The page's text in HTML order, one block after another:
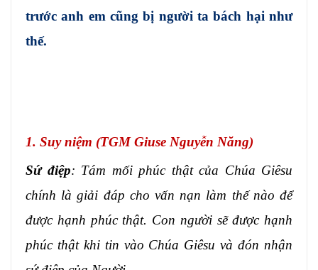
trước anh em cũng bị người ta bách hại như
thế.
1. Suy niệm (TGM Giuse Nguyễn Năng)
Sứ điệp: Tám mối phúc thật của Chúa Giêsu
chính là giải đáp cho vấn nạn làm thế nào để
được hạnh phúc thật. Con người sẽ được hạnh
phúc thật khi tin vào Chúa Giêsu và đón nhận